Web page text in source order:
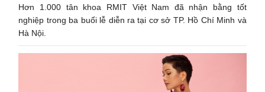
Hơn 1.000 tân khoa RMIT Việt Nam đã nhận bằng tốt
nghiệp trong ba buổi lễ diễn ra tại cơ sở TP. Hồ Chí Minh và
Hà Nội.